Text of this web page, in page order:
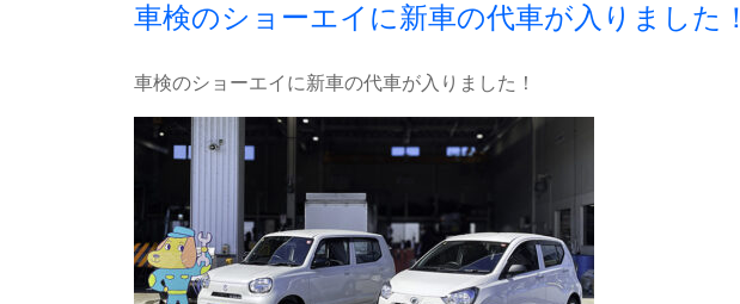
車検のショーエイに新車の代車が入りました！
車検のショーエイに新車の代車が入りました！